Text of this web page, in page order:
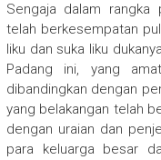
Sengaja dalam rangka
telah berkesempatan
liku dan suka liku
Padang ini, yang
dibandingkan dengan
yang belakangan telah
dengan uraian dan
para keluarga besar